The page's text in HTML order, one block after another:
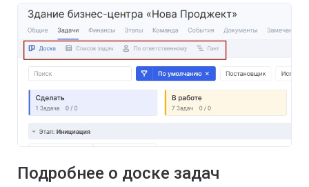
Подробнее о доске задач